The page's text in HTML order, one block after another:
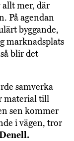
allt mer, där
På agendan
byggande,
marknadsplats
blir det
samverka
material till
sen kommer
i vägen, tror